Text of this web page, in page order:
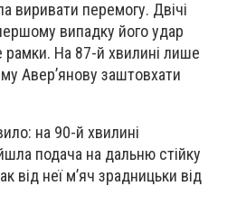
виривати перемогу. Двічі
випадку його удар
На 87-й хвилині лише
Авер’янову заштовхати
на 90-й хвилині
подача на дальню стійку
від неї м’яч зрадницьки від